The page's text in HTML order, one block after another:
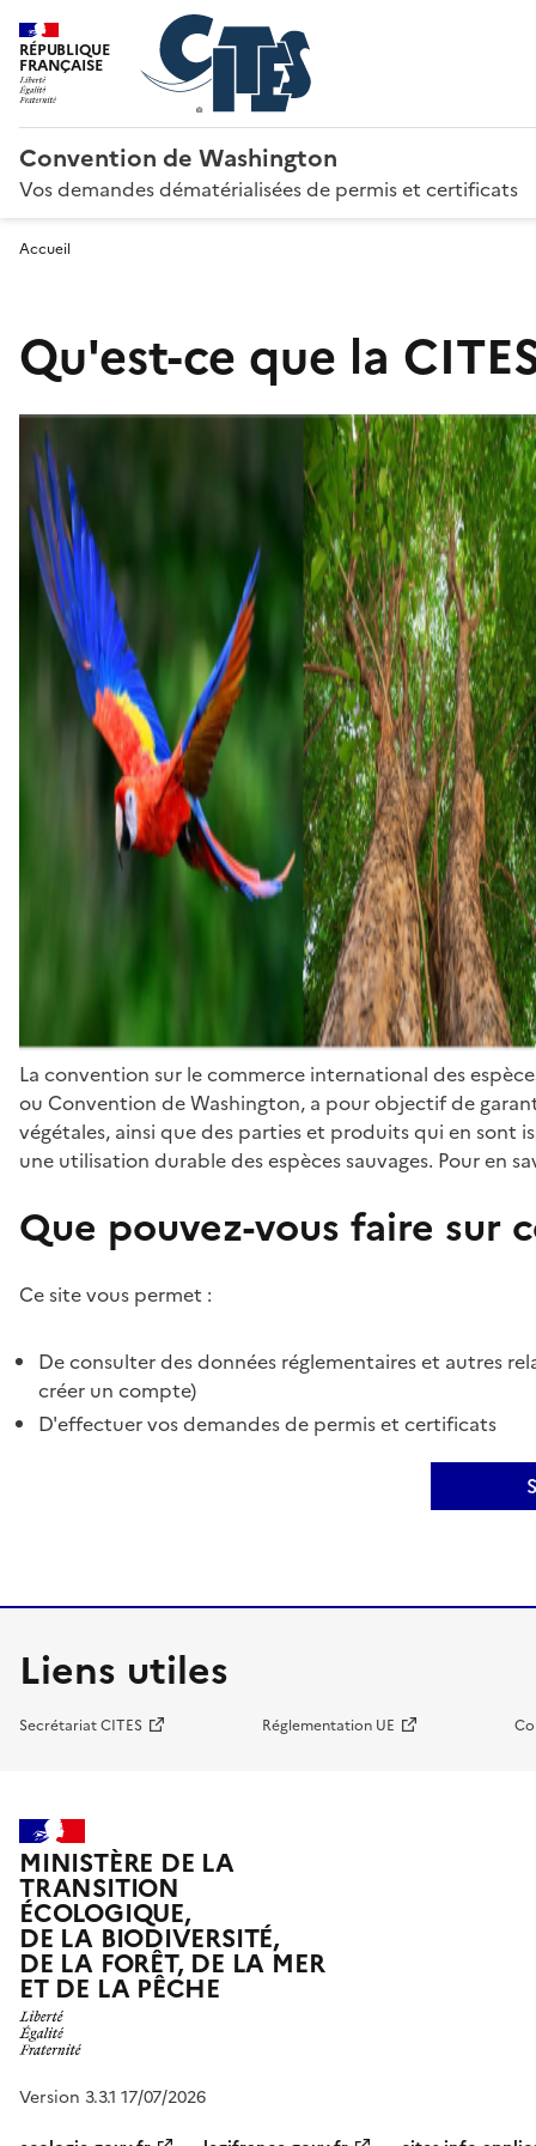
RÉPUBLIQUE
FRANÇAISE
Convention de Washington
Vos demandes dématérialisées de permis et certificats
Accueil
Qu'est-ce que la
La convention sur le commerce international des
ou Convention de Washington, a pour objectif de
végétales, ainsi que des parties et produits qui en sont
une utilisation durable des espèces sauvages. Pour en
Que pouvez-vous faire sur
Ce site vous permet :
De consulter des données réglementaires et autres
créer un compte)
D'effectuer vos demandes de permis et certificats
Liens utiles
Secrétariat CITES Réglementation UE
MINISTÈRE DE LA
TRANSITION
ÉCOLOGIQUE,
DE LA BIODIVERSITÉ,
DE LA FORÊT, DE LA MER
ET DE LA PÊCHE
Version 3.3.1 17/07/2026